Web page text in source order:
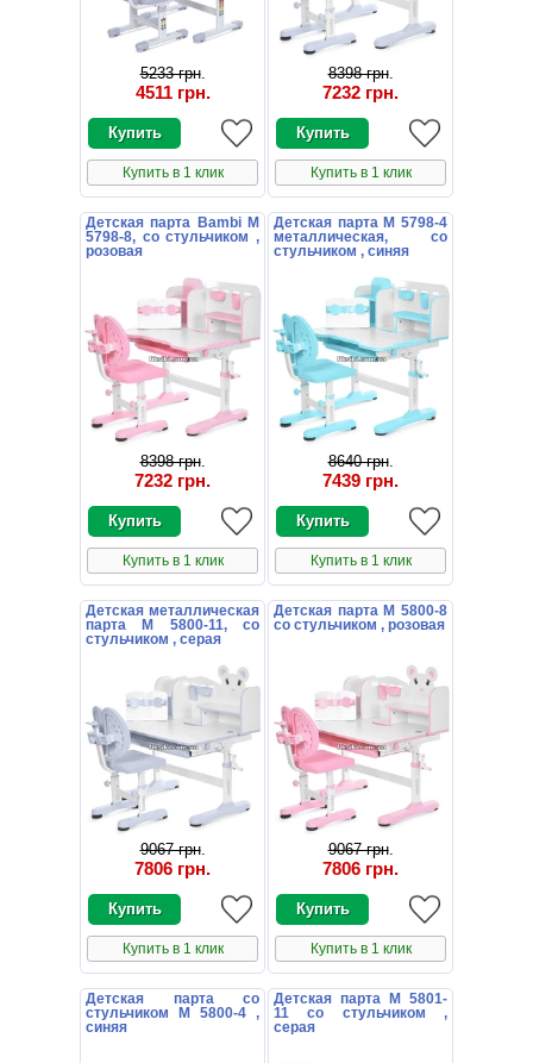
5233 грн.
4511 грн.
Купить в 1 клик
8398 грн.
7232 грн.
Купить в 1 клик
Детская парта Bambi M
5798-8, со стульчиком ,
розовая
8398 грн.
7232 грн.
Купить в 1 клик
Детская парта M 5798-4
металлическая, со
стульчиком , синяя
8640 грн.
7439 грн.
Купить в 1 клик
Детская металлическая
парта M 5800-11, со
стульчиком , серая
9067 грн.
7806 грн.
Купить в 1 клик
Детская парта M 5800-8
со стульчиком , розовая
9067 грн.
7806 грн.
Купить в 1 клик
Детская парта со
стульчиком M 5800-4 ,
синяя
Детская парта M 5801-
11 со стульчиком ,
серая